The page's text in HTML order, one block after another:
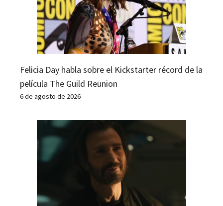
Felicia Day habla sobre el Kickstarter récord de la
película The Guild Reunion
6 de agosto de 2026